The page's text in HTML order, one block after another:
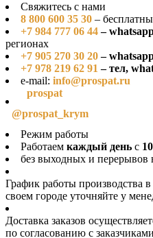
Свяжитесь с нами
8 800 600 35 30 –
+7 984 777 06 44–
регионах
+7 905 270 30 20–
+7 978 219 62 91 – тел,
e-mail: info@prospat.ru
prospat
@prospat_krym
Режим работы
Работаем каждый день с
без выходных и перерывов
График работы производства в
своeм городе уточняйте у
Доставка заказов
по согласованию с